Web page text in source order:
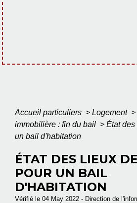
Accueil particuliers > Logement >
immobilière : fin du bail > État
un bail d'habitation
ÉTAT DES LIEUX
POUR UN BAIL
D'HABITATION
Vérifié le 04 May 2022 - Direction de